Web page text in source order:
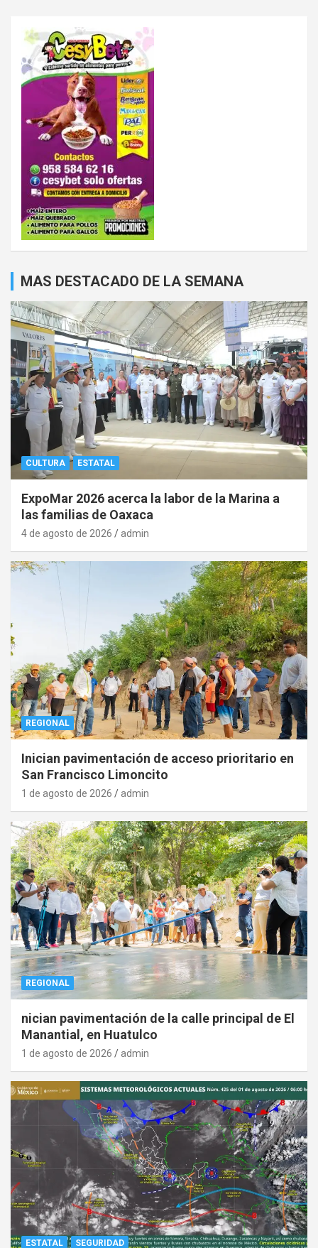
MAS DESTACADO DE LA SEMANA
CULTURA ESTATAL
ExpoMar 2026 acerca la labor de la Marina a
las familias de Oaxaca
4 de agosto de 2026 admin
REGIONAL
Inician pavimentación de acceso prioritario en
San Francisco Limoncito
1 de agosto de 2026 admin
REGIONAL
nician pavimentación de la calle principal de El
Manantial, en Huatulco
1 de agosto de 2026 admin
ESTATAL SEGURIDAD